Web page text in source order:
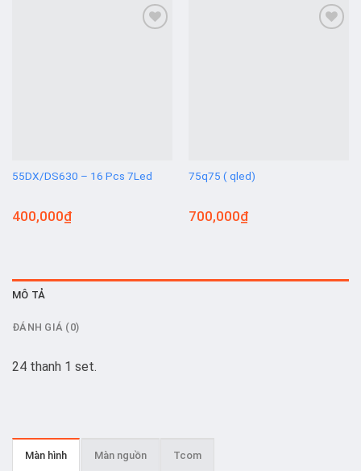
55DX/DS630 – 16 Pcs 7Led
400,000₫
75q75 ( qled)
700,000₫
MÔ TẢ
ĐÁNH GIÁ (0)
24 thanh 1 set.
Màn hình Màn nguồn Tcom